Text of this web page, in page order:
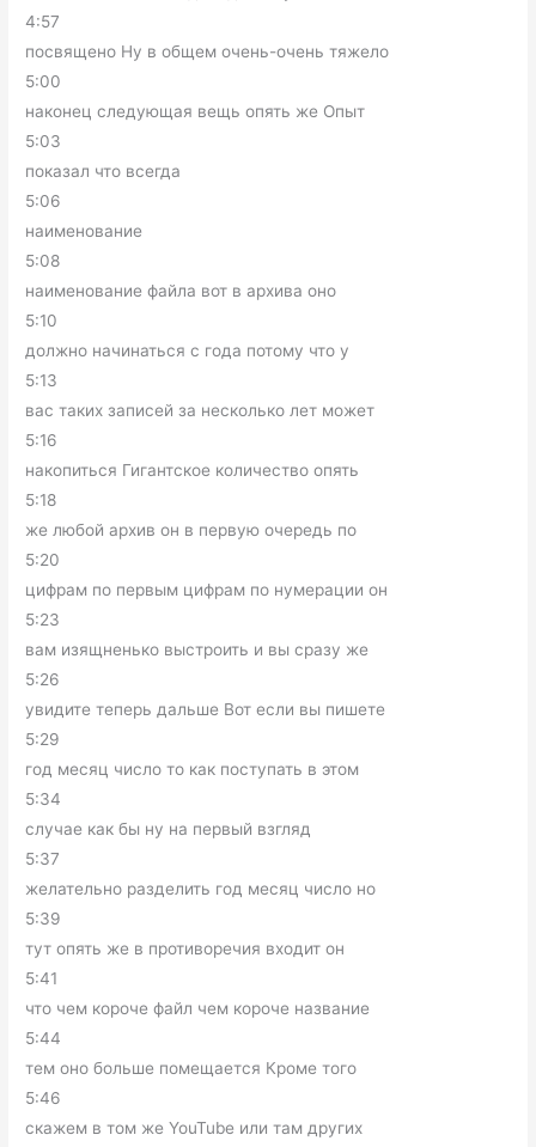
4:57
посвящено Ну в общем очень-очень тяжело
5:00
наконец следующая вещь опять же Опыт
5:03
показал что всегда
5:06
наименование
5:08
наименование файла вот в архива оно
5:10
должно начинаться с года потому что у
5:13
вас таких записей за несколько лет может
5:16
накопиться Гигантское количество опять
5:18
же любой архив он в первую очередь по
5:20
цифрам по первым цифрам по нумерации он
5:23
вам изящненько выстроить и вы сразу же
5:26
увидите теперь дальше Вот если вы пишете
5:29
год месяц число то как поступать в этом
5:34
случае как бы ну на первый взгляд
5:37
желательно разделить год месяц число но
5:39
тут опять же в противоречия входит он
5:41
что чем короче файл чем короче название
5:44
тем оно больше помещается Кроме того
5:46
скажем в том же YouTube или там других